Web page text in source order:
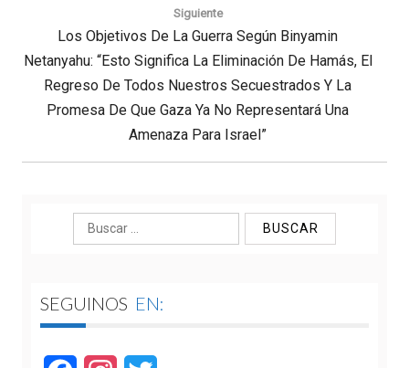
Siguiente
Next
Post:
Los Objetivos De La Guerra Según Binyamin
Netanyahu: “Esto Significa La Eliminación De Hamás, El
Regreso De Todos Nuestros Secuestrados Y La
Promesa De Que Gaza Ya No Representará Una
Amenaza Para Israel”
Buscar:
SEGUINOS EN: